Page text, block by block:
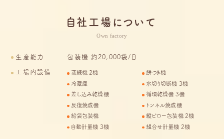
自社工場について
Own factory
生産能力 包装機 約20,000袋/日
工場内設備 蒸練機 2機
餅つき機
冷蔵庫
水切り切断機 3機
差し込み乾燥機
循環乾燥機 3機
反復焼成機
トンネル焼成機
給袋包装機
縦ピロー包装機 2機
自動計量機 3機
組合せ計量機 2機